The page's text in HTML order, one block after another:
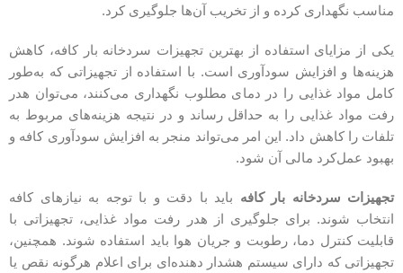
مناسب نگهداری کرده و از تخریب آن‌ها جلوگیری کرد.
یکی از مزایای استفاده از بهترین تجهیزات سردخانه بار کافه، کاهش
هزینه‌ها و افزایش سودآوری است. با استفاده از تجهیزاتی که به‌طور
کامل مواد غذایی را در دمای مطلوب نگهداری می‌کنند، می‌توان هدر
رفت مواد غذایی را به حداقل رساند و در نتیجه هزینه‌های مربوط به
تلفات را کاهش داد. این امر می‌تواند منجر به افزایش سودآوری کافه و
بهبود عمل‌کرد مالی آن شود.
تجهیزات سردخانه بار کافه باید با دقت و با توجه به نیازهای کافه
انتخاب شوند. برای جلوگیری از هدر رفت مواد غذایی، تجهیزاتی با
قابلیت کنترل دما، رطوبت و جریان هوا باید استفاده شوند. همچنین،
تجهیزاتی که دارای سیستم هشدار دهنده‌ای برای اعلام هرگونه نقص یا